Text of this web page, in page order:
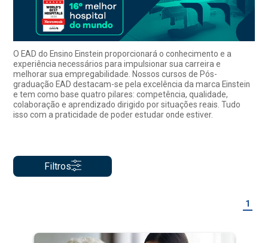
O EAD do Ensino Einstein proporcionará o conhecimento e a
experiência necessários para impulsionar sua carreira e
melhorar sua empregabilidade. Nossos cursos de Pós-
graduação EAD destacam-se pela excelência da marca Einstein
e tem como base quatro pilares: competência, qualidade,
colaboração e aprendizado dirigido por situações reais. Tudo
isso com a praticidade de poder estudar onde estiver.
Filtros
1